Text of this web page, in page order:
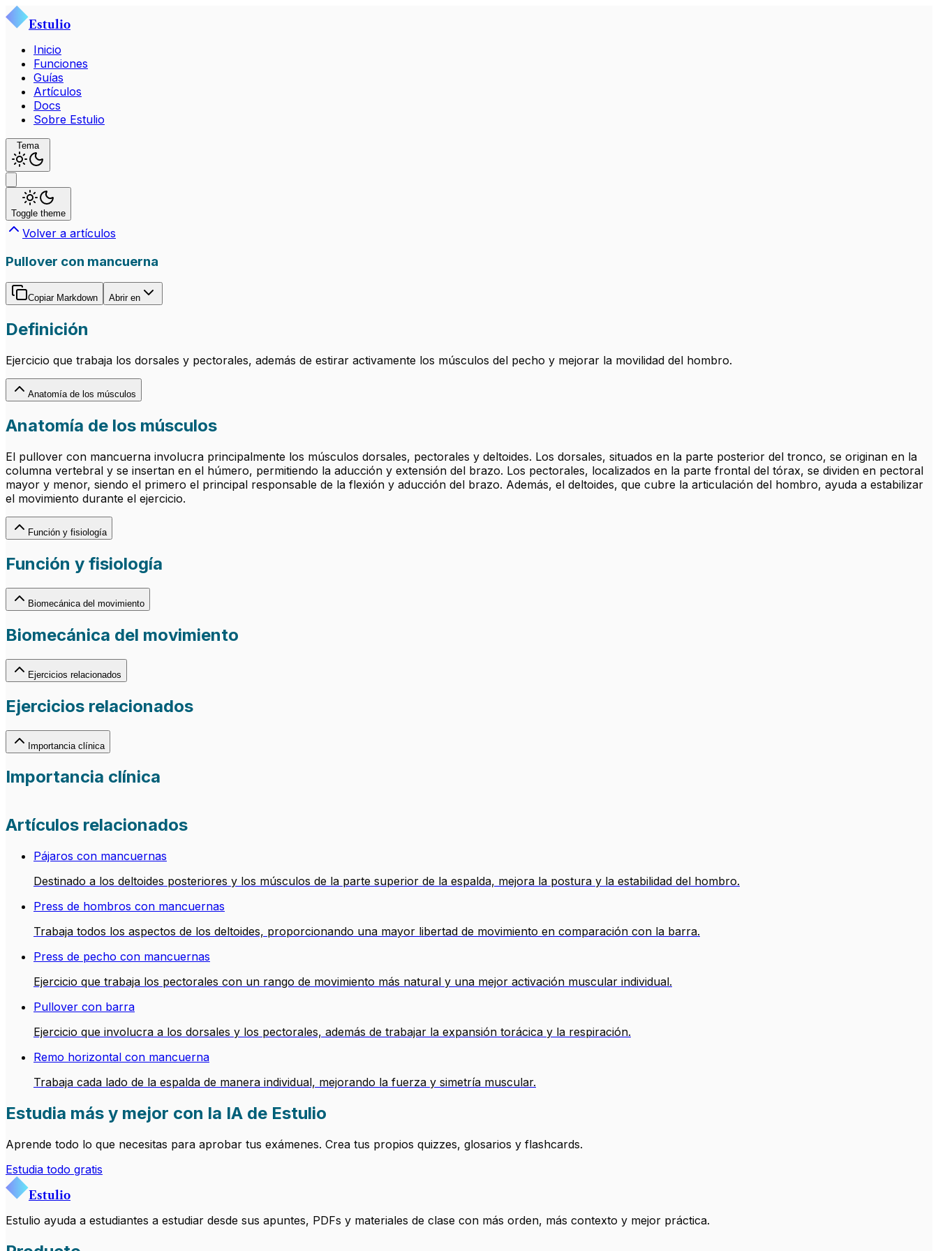
Estulio
Inicio
Funciones
Guías
Artículos
Docs
Sobre Estulio
Tema
Toggle theme
Volver a artículos
Pullover con mancuerna
Copiar Markdown Abrir en
Definición
Ejercicio que trabaja los dorsales y pectorales, además de estirar activamente los músculos del pecho y mejorar la movilidad del hombro.
Anatomía de los músculos
Anatomía de los músculos
El pullover con mancuerna involucra principalmente los músculos dorsales, pectorales y deltoides. Los dorsales, situados en la parte posterior del tronco, se originan en la
columna vertebral y se insertan en el húmero, permitiendo la aducción y extensión del brazo. Los pectorales, localizados en la parte frontal del tórax, se dividen en pectoral
mayor y menor, siendo el primero el principal responsable de la flexión y aducción del brazo. Además, el deltoides, que cubre la articulación del hombro, ayuda a estabilizar
el movimiento durante el ejercicio.
Función y fisiología
Función y fisiología
Biomecánica del movimiento
Biomecánica del movimiento
Ejercicios relacionados
Ejercicios relacionados
Importancia clínica
Importancia clínica
Artículos relacionados
Pájaros con mancuernas
Destinado a los deltoides posteriores y los músculos de la parte superior de la espalda, mejora la postura y la estabilidad del hombro.
Press de hombros con mancuernas
Trabaja todos los aspectos de los deltoides, proporcionando una mayor libertad de movimiento en comparación con la barra.
Press de pecho con mancuernas
Ejercicio que trabaja los pectorales con un rango de movimiento más natural y una mejor activación muscular individual.
Pullover con barra
Ejercicio que involucra a los dorsales y los pectorales, además de trabajar la expansión torácica y la respiración.
Remo horizontal con mancuerna
Trabaja cada lado de la espalda de manera individual, mejorando la fuerza y simetría muscular.
Estudia más y mejor con la IA de Estulio
Aprende todo lo que necesitas para aprobar tus exámenes. Crea tus propios quizzes, glosarios y flashcards.
Estudia todo gratis
Estulio
Estulio ayuda a estudiantes a estudiar desde sus apuntes, PDFs y materiales de clase con más orden, más contexto y mejor práctica.